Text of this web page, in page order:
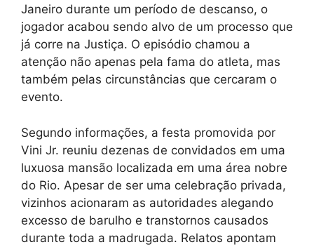
Janeiro durante um período de descanso, o
jogador acabou sendo alvo de um processo que
já corre na Justiça. O episódio chamou a
atenção não apenas pela fama do atleta, mas
também pelas circunstâncias que cercaram o
evento.
Segundo informações, a festa promovida por
Vini Jr. reuniu dezenas de convidados em uma
luxuosa mansão localizada em uma área nobre
do Rio. Apesar de ser uma celebração privada,
vizinhos acionaram as autoridades alegando
excesso de barulho e transtornos causados
durante toda a madrugada. Relatos apontam